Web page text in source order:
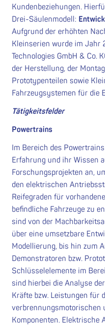
Kundenbeziehungen.
Drei-Säulenmodell:
Aufgrund der erhöhten
Kleinserien wurde im Jahr
Technologies GmbH & Co.
der Herstellung, der
Prototypenteilen sowie
Fahrzeugsystemen für die
Tätigkeitsfelder
Powertrains
Im Bereich des
Erfahrung und ihr Wissen
Forschungsprojekten an,
den elektrischen
Reifegraden für
befindliche Fahrzeuge zu
sind von der
über eine umsetzbare
Modellierung, bis hin zum
Demonstratoren bzw.
Schlüsselelemente im
sind hierbei die Analyse
Kräfte bzw. Leistungen für
verbrennungsmotorischen
Komponenten. Elektrische